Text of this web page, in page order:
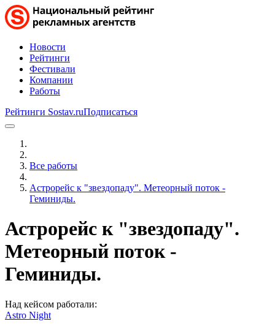
Новости
Рейтинги
Фестивали
Компании
Работы
Рейтинги Sostav.ruПодписаться
Все работы
Астрорейс к "звездопаду". Метеорный поток -
Геминиды.
Астрорейс к "звездопаду".
Метеорный поток -
Геминиды.
Над кейсом работали:
Astro Night